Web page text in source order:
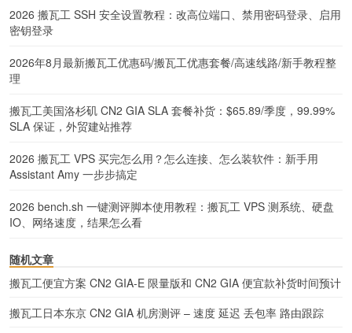
2026 搬瓦工 SSH 安全设置教程：改高位端口、禁用密码登录、启用
密钥登录
2026年8月最新搬瓦工优惠码/搬瓦工优惠套餐/高速线路/新手教程整
理
搬瓦工美国洛杉矶 CN2 GIA SLA 套餐补货：$65.89/季度，99.99%
SLA 保证，外贸建站推荐
2026 搬瓦工 VPS 买完怎么用？怎么连接、怎么装软件：新手用
Assistant Amy 一步步搞定
2026 bench.sh 一键测评脚本使用教程：搬瓦工 VPS 测系统、硬盘
IO、网络速度，结果怎么看
随机文章
搬瓦工便宜方案 CN2 GIA-E 限量版和 CN2 GIA 便宜款补货时间预计
搬瓦工日本东京 CN2 GIA 机房测评 – 速度 延迟 丢包率 路由跟踪